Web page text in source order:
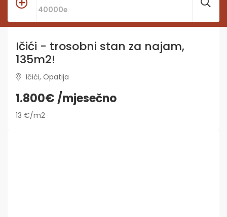
Ičići - trosobni stan za najam,
135m2!
Ičići, Opatija
1.800€ /mjesečno
13 €/m2